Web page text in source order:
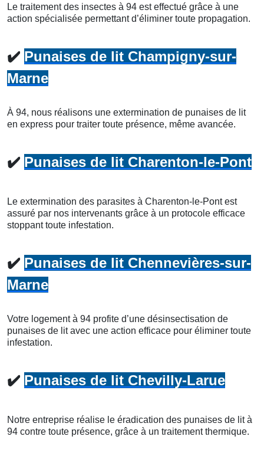
Le traitement des insectes à 94 est effectué grâce à une
action spécialisée permettant d’éliminer toute propagation.
✔️ Punaises de lit Champigny-sur-
Marne
À 94, nous réalisons une extermination de punaises de lit
en express pour traiter toute présence, même avancée.
✔️ Punaises de lit Charenton-le-Pont
Le extermination des parasites à Charenton-le-Pont est
assuré par nos intervenants grâce à un protocole efficace
stoppant toute infestation.
✔️ Punaises de lit Chennevières-sur-
Marne
Votre logement à 94 profite d’une désinsectisation de
punaises de lit avec une action efficace pour éliminer toute
infestation.
✔️ Punaises de lit Chevilly-Larue
Notre entreprise réalise le éradication des punaises de lit à
94 contre toute présence, grâce à un traitement thermique.